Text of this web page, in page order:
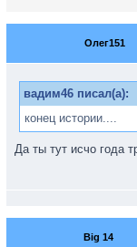
Олег151
вадим46 писал(а):
конец истории....
Да ты тут исчо года
Big 14